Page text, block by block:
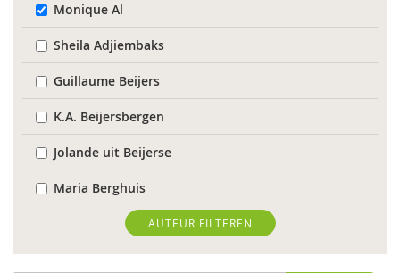
Monique Al
Sheila Adjiembaks
Guillaume Beijers
K.A. Beijersbergen
Jolande uit Beijerse
Maria Berghuis
Anne-Mei Blom
Maaike Bolhuis
AUTEUR FILTEREN